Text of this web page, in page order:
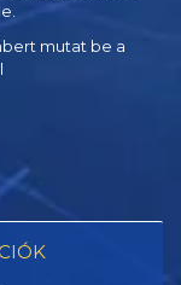
mutat be a